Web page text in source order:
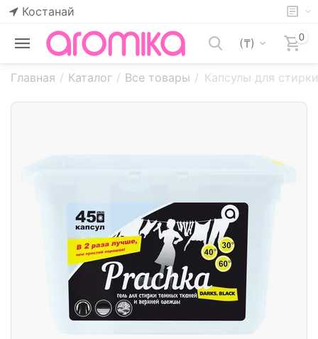
Костанай
(₸) 0
Главная / Каталог / Все товары / Капсулы для